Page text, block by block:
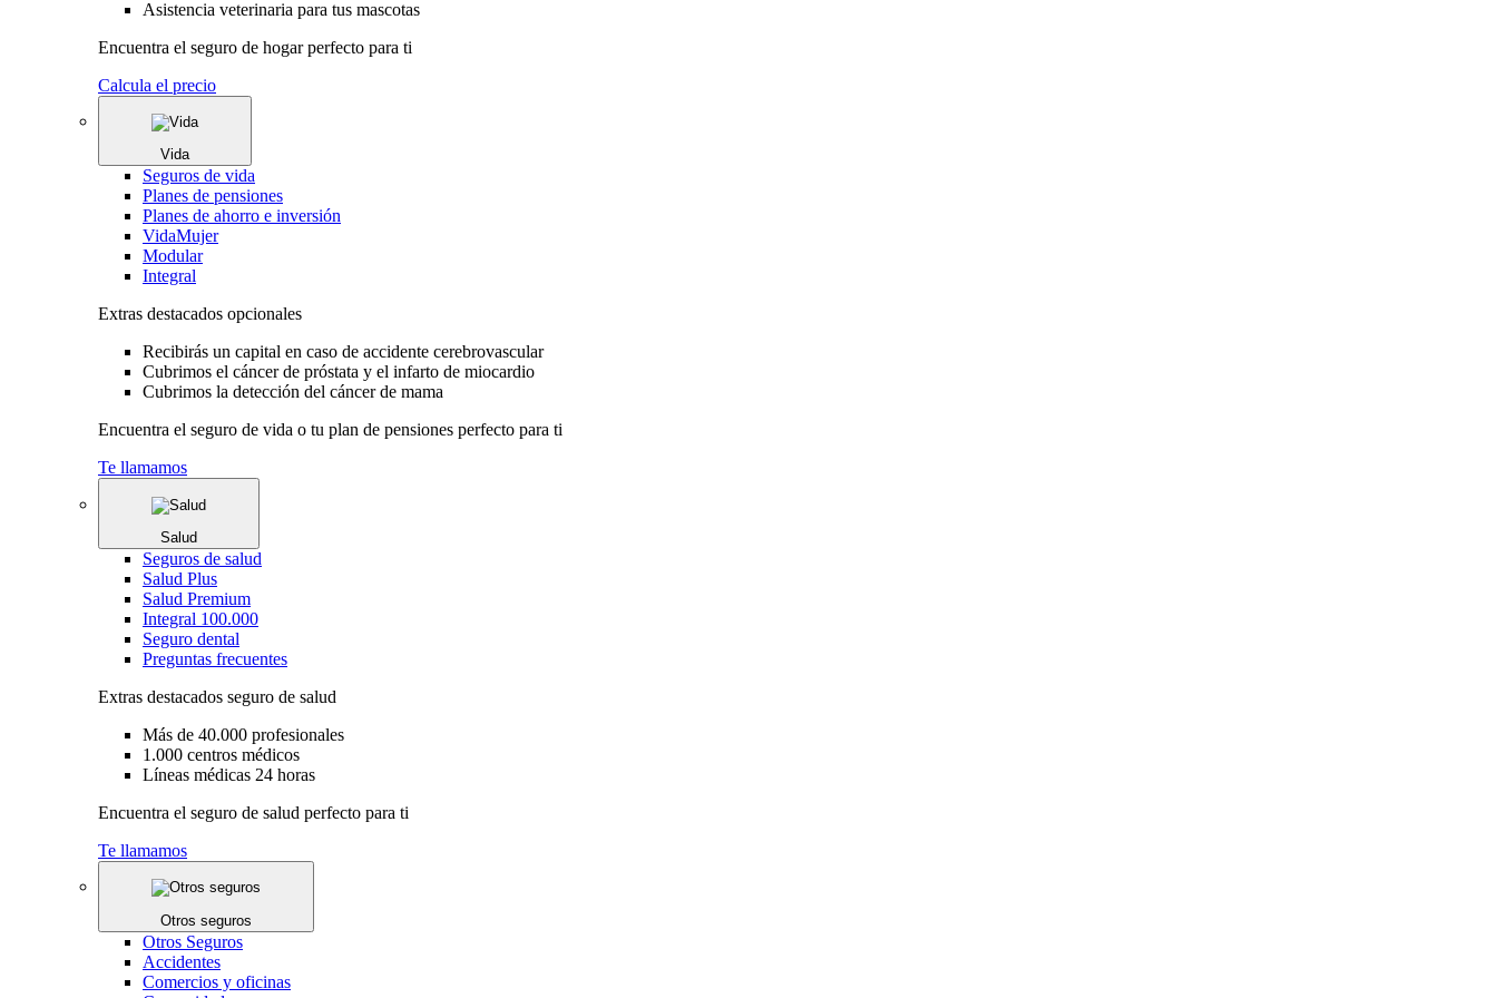
Asistencia veterinaria para tus mascotas
Encuentra el seguro de hogar perfecto para ti
Calcula el precio
Vida
Seguros de vida
Planes de pensiones
Planes de ahorro e inversión
VidaMujer
Modular
Integral
Extras destacados opcionales
Recibirás un capital en caso de accidente cerebrovascular
Cubrimos el cáncer de próstata y el infarto de miocardio
Cubrimos la detección del cáncer de mama
Encuentra el seguro de vida o tu plan de pensiones perfecto para ti
Te llamamos
Salud
Seguros de salud
Salud Plus
Salud Premium
Integral 100.000
Seguro dental
Preguntas frecuentes
Extras destacados seguro de salud
Más de 40.000 profesionales
1.000 centros médicos
Líneas médicas 24 horas
Encuentra el seguro de salud perfecto para ti
Te llamamos
Otros seguros
Otros Seguros
Accidentes
Comercios y oficinas